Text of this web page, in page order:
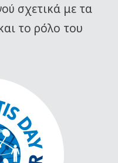
σχετικά με τα
το ρόλο του